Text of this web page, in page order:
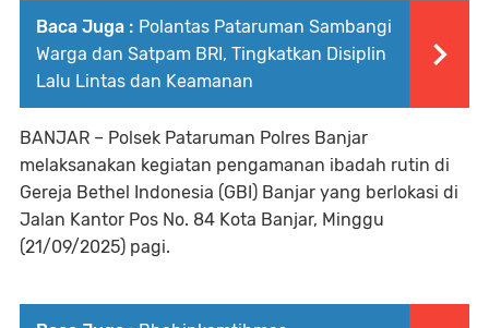
Baca Juga : Polantas Pataruman Sambangi
Warga dan Satpam BRI, Tingkatkan Disiplin
Lalu Lintas dan Keamanan
BANJAR – Polsek Pataruman Polres Banjar
melaksanakan kegiatan pengamanan ibadah rutin di
Gereja Bethel Indonesia (GBI) Banjar yang berlokasi di
Jalan Kantor Pos No. 84 Kota Banjar, Minggu
(21/09/2025) pagi.